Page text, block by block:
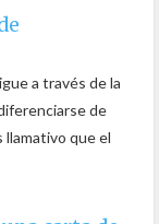
a través de la
de
que el